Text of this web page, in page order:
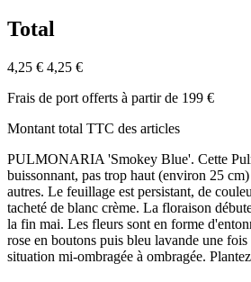
Total
4,25 € 4,25 €
Frais de port offerts à partir de 199 €
Montant total TTC des articles
PULMONARIA 'Smokey Blue'. Cette
buissonnant, pas trop haut (environ 25
autres. Le feuillage est persistant, de
tacheté de blanc crème. La floraison
la fin mai. Les fleurs sont en forme
rose en boutons puis bleu lavande une
situation mi-ombragée à ombragée.